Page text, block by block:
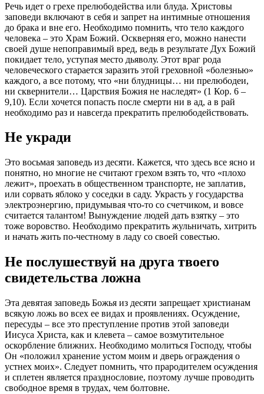
Речь идет о грехе прелюбодейства или блуда. Христовы
заповеди включают в себя и запрет на интимные отношения
до брака и вне его. Необходимо помнить, что тело каждого
человека – это Храм Божий. Оскверняя его, можно нанести
своей душе непоправимый вред, ведь в результате Дух Божий
покидает тело, уступая место дьяволу. Этот враг рода
человеческого старается заразить этой греховной «болезнью»
каждого, а все потому, что «ни блудницы… ни прелюбодеи,
ни сквернители… Царствия Божия не наследят» (1 Кор. 6 –
9,10). Если хочется попасть после смерти ни в ад, а в рай
необходимо раз и навсегда прекратить прелюбодействовать.
Не укради
Это восьмая заповедь из десяти. Кажется, что здесь все ясно и
понятно, но многие не считают грехом взять то, что «плохо
лежит», проехать в общественном транспорте, не заплатив,
или сорвать яблоко у соседки в саду. Украсть у государства
электроэнергию, придумывая что-то со счетчиком, и вовсе
считается талантом! Вынуждение людей дать взятку – это
тоже воровство. Необходимо прекратить жульничать, хитрить
и начать жить по-честному в ладу со своей совестью.
Не послушествуй на друга твоего
свидетельства ложна
Эта девятая заповедь Божья из десяти запрещает христианам
всякую ложь во всех ее видах и проявлениях. Осуждение,
пересуды – все это преступление против этой заповеди
Иисуса Христа, как и клевета – самое возмутительное
оскорбление ближних. Необходимо молиться Господу, чтобы
Он «положил хранение устом моим и дверь ограждения о
устнех моих». Следует помнить, что прародителем осуждения
и сплетен является празднословие, поэтому лучше проводить
свободное время в трудах, чем болтовне.